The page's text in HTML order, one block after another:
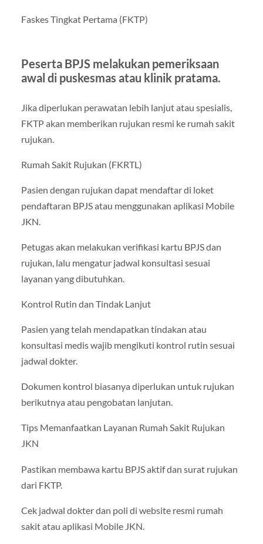
Faskes Tingkat Pertama (FKTP)
Peserta BPJS melakukan pemeriksaan
awal di puskesmas atau klinik pratama.
Jika diperlukan perawatan lebih lanjut atau spesialis,
FKTP akan memberikan rujukan resmi ke rumah sakit
rujukan.
Rumah Sakit Rujukan (FKRTL)
Pasien dengan rujukan dapat mendaftar di loket
pendaftaran BPJS atau menggunakan aplikasi Mobile
JKN.
Petugas akan melakukan verifikasi kartu BPJS dan
rujukan, lalu mengatur jadwal konsultasi sesuai
layanan yang dibutuhkan.
Kontrol Rutin dan Tindak Lanjut
Pasien yang telah mendapatkan tindakan atau
konsultasi medis wajib mengikuti kontrol rutin sesuai
jadwal dokter.
Dokumen kontrol biasanya diperlukan untuk rujukan
berikutnya atau pengobatan lanjutan.
Tips Memanfaatkan Layanan Rumah Sakit Rujukan
JKN
Pastikan membawa kartu BPJS aktif dan surat rujukan
dari FKTP.
Cek jadwal dokter dan poli di website resmi rumah
sakit atau aplikasi Mobile JKN.